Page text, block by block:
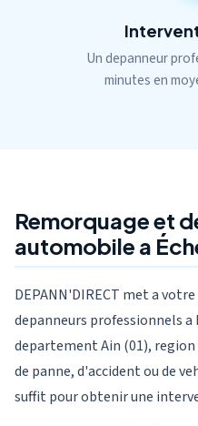
Un depanneur
minutes en
Remorquage et
automobile a
DEPANN'DIRECT met a
depanneurs professionnels a
departement Ain (01), region
de panne, d'accident ou de
suffit pour obtenir une